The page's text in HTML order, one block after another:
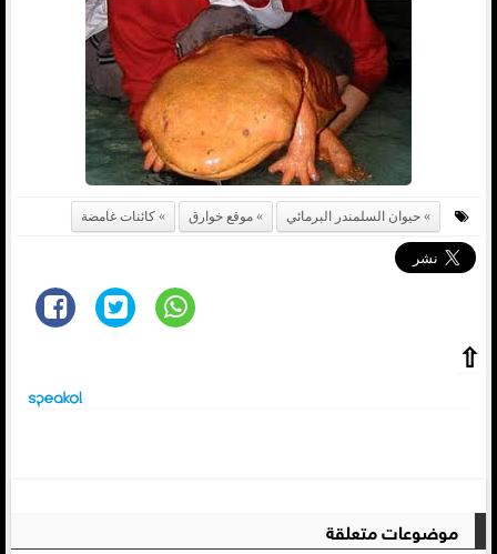
حيوان السلمندر البرمائي موقع خوارق كائنات غامضة
⇧
موضوعات متعلقة